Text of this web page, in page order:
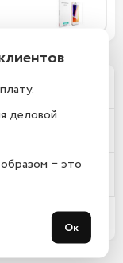
деловой
− это
Ок